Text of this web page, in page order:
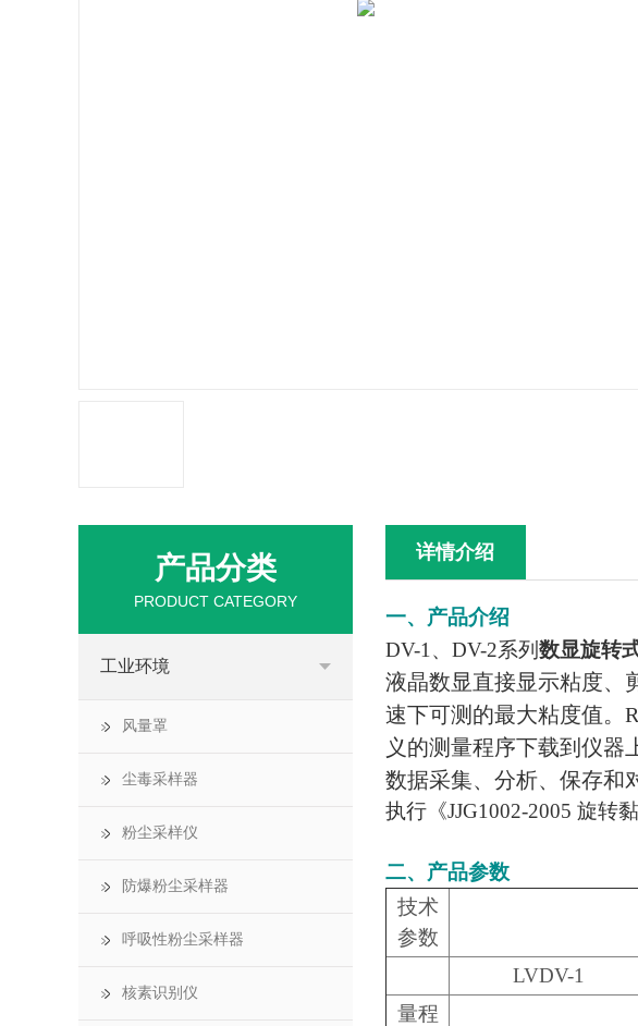
详情介绍
一、产品介绍
DV-1、DV-2系列 数显旋转
液晶数显直接显示粘度、
速下可测的最大粘度值。
义的测量程序下载到仪器
数据采集、分析、保存和
执行《JJG1002-2005 旋转黏
二、产品参数
技术
参数
LVDV-1
量程
产品分类
PRODUCT CATEGORY
工业环境
风量罩
尘毒采样器
粉尘采样仪
防爆粉尘采样器
呼吸性粉尘采样器
核素识别仪